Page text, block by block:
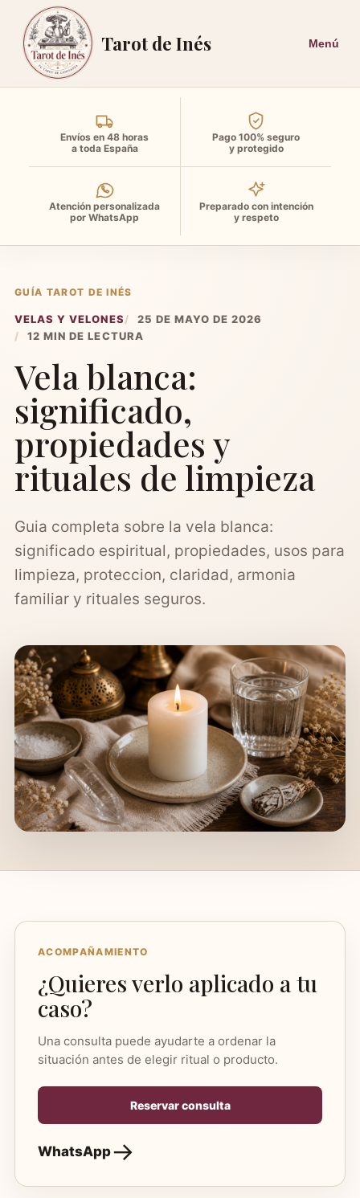
Tarot de Inés
Envíos en 48 horas
a toda España
Pago 100% seguro
y protegido
Atención personalizada
por WhatsApp
Preparado con intención
y respeto
GUÍA TAROT DE INÉS
VELAS Y VELONES
25 DE MAYO DE 2026
12 MIN DE LECTURA
Vela blanca:
significado,
propiedades y
rituales de limpieza
Guia completa sobre la vela blanca:
significado espiritual, propiedades, usos para
limpieza, proteccion, claridad, armonia
familiar y rituales seguros.
ACOMPAÑAMIENTO
¿Quieres verlo aplicado a tu
caso?
Una consulta puede ayudarte a ordenar la
situación antes de elegir ritual o producto.
Reservar consulta
WhatsApp